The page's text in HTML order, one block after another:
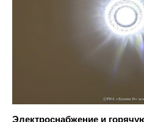
Электроснабжение и